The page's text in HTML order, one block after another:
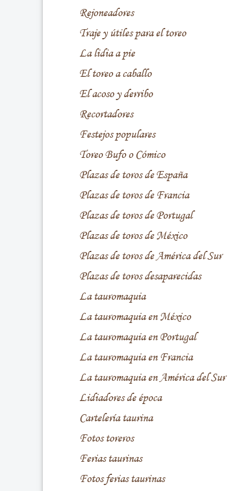
Rejoneadores
Traje y útiles para el toreo
La lidia a pie
El toreo a caballo
El acoso y derribo
Recortadores
Festejos populares
Toreo Bufo o Cómico
Plazas de toros de España
Plazas de toros de Francia
Plazas de toros de Portugal
Plazas de toros de México
Plazas de toros de América del Sur
Plazas de toros desaparecidas
La tauromaquia
La tauromaquia en México
La tauromaquia en Portugal
La tauromaquia en Francia
La tauromaquia en América del Sur
Lidiadores de época
Cartelería taurina
Fotos toreros
Ferias taurinas
Fotos ferias taurinas